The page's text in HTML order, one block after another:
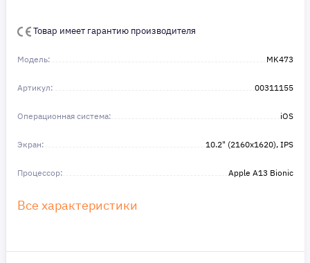
Получите то, что нужно, прямо сейчас. Ваше
удобство — наш приоритет! ✨
в этом!
Товар имеет гарантию производителя
Модель: MK473
Артикул: 00311155
Операционная система: iOS
Экран: 10.2" (2160x1620), IPS
Процессор: Apple A13 Bionic
Все характеристики